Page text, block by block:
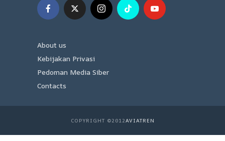
About us
Kebijakan Privasi
Pedoman Media Siber
Contacts
COPYRIGHT ©2012AVIATREN